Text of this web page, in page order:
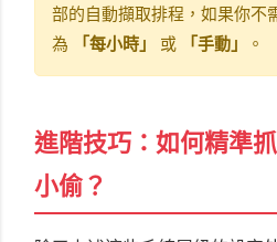
部的自動擷取排程，如果你不
為
「每小時」 或 「手動」 。
進階技巧：如何精準
小偷？